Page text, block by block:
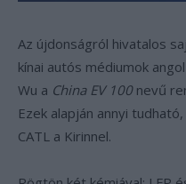
Az újdonságról hivatalos
kínai autós médiumok
Wu a China EV 100nevű
Ezek alapján annyi
CATL a Kirinnel.